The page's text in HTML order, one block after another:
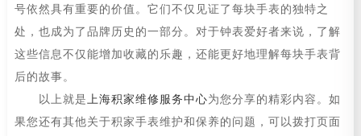
号依然具有重要的价值。它们不仅见证了每块手表的独特之
处，也成为了品牌历史的一部分。对于钟表爱好者来说，了解
这些信息不仅能增加收藏的乐趣，还能更好地理解每块手表背
后的故事。
以上就是 上海积家维修服务中心为您分享的精彩内容。如
果您还有其他关于积家手表维护和保养的问题，可以拨打页面